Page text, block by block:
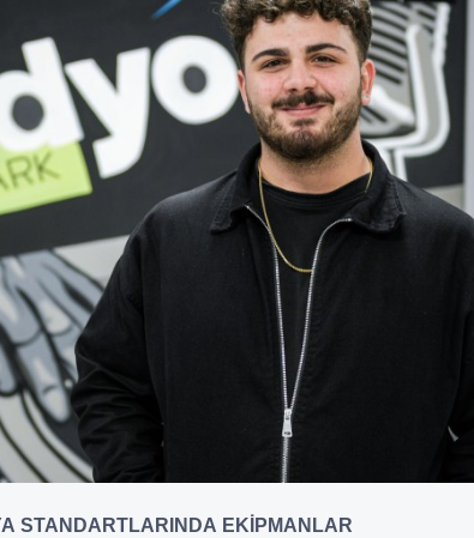
STANDARTLARINDA EKİPMANLAR